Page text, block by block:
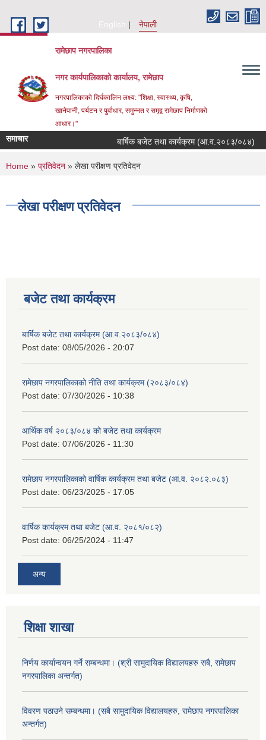
English
नेपाली
रामेछाप नगरपालिका
नगर कार्यपालिकाको कार्यालय, रामेछाप
नगरपालिकाको दिर्घकालिन लक्ष्य: "शिक्षा, स्वास्थ्य, कृषि,
खानेपानी, पर्यटन र पुर्वाधार, समुन्नत र समृद्व रामेछाप निर्माणको
आधार।"
समाचार बार्षिक बजेट तथा कार्यक्रम (आ.व.२०८३/०८४)
You are here
Home » प्रतिवेदन » लेखा परीक्षण प्रतिवेदन
लेखा परीक्षण प्रतिवेदन
बजेट तथा कार्यक्रम
बार्षिक बजेट तथा कार्यक्रम (आ.व.२०८३/०८४)
Post date: 08/05/2026 - 20:07
रामेछाप नगरपालिकाको नीति तथा कार्यक्रम (२०८३/०८४)
Post date: 07/30/2026 - 10:38
आर्थिक वर्ष २०८३/०८४ को बजेट तथा कार्यक्रम
Post date: 07/06/2026 - 11:30
रामेछाप नगरपालिकाको वार्षिक कार्यक्रम तथा बजेट (आ.व. २०८२.०८३)
Post date: 06/23/2025 - 17:05
वार्षिक कार्यक्रम तथा बजेट (आ.व. २०८१/०८२)
Post date: 06/25/2024 - 11:47
अन्य
शिक्षा शाखा
निर्णय कार्यान्वयन गर्ने सम्बन्धमा। (श्री सामुदायिक विद्यालयहरु सबै, रामेछाप
नगरपालिका अन्तर्गत)
विवरण पठाउने सम्बन्धमा। (सबै सामुदायिक विद्यालयहरु, रामेछाप नगरपालिका
अन्तर्गत)